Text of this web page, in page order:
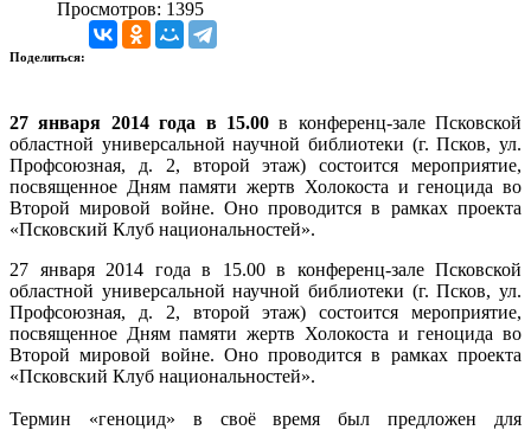
Просмотров: 1395
Поделиться:
27 января 2014 года в 15.00в конференц-зале Псковской
областной универсальной научной библиотеки (г. Псков, ул.
Профсоюзная, д. 2, второй этаж) состоится мероприятие,
посвященное Дням памяти жертв Холокоста и геноцида во
Второй мировой войне. Оно проводится в рамках проекта
«Псковский Клуб национальностей».
27 января 2014 года в 15.00 в конференц-зале Псковской
областной универсальной научной библиотеки (г. Псков, ул.
Профсоюзная, д. 2, второй этаж) состоится мероприятие,
посвященное Дням памяти жертв Холокоста и геноцида во
Второй мировой войне. Оно проводится в рамках проекта
«Псковский Клуб национальностей».
Термин «геноцид» в своё время был предложен для